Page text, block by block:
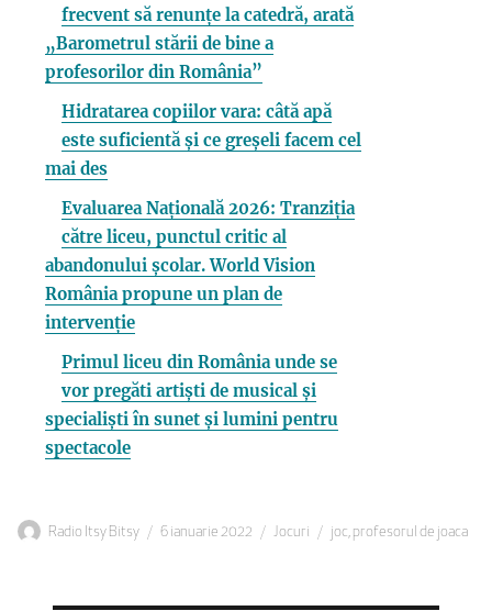
frecvent să renunțe la catedră, arată
„Barometrul stării de bine a
profesorilor din România”
Hidratarea copiilor vara: câtă apă
este suficientă și ce greșeli facem cel
mai des
Evaluarea Națională 2026: Tranziția
către liceu, punctul critic al
abandonului școlar. World Vision
România propune un plan de
intervenție
Primul liceu din România unde se
vor pregăti artiști de musical și
specialiști în sunet și lumini pentru
spectacole
Autor
Radio Itsy Bitsy
Publicat
6 ianuarie 2022 Categorii
Jocuri Etichete
joc, profesorul de joaca